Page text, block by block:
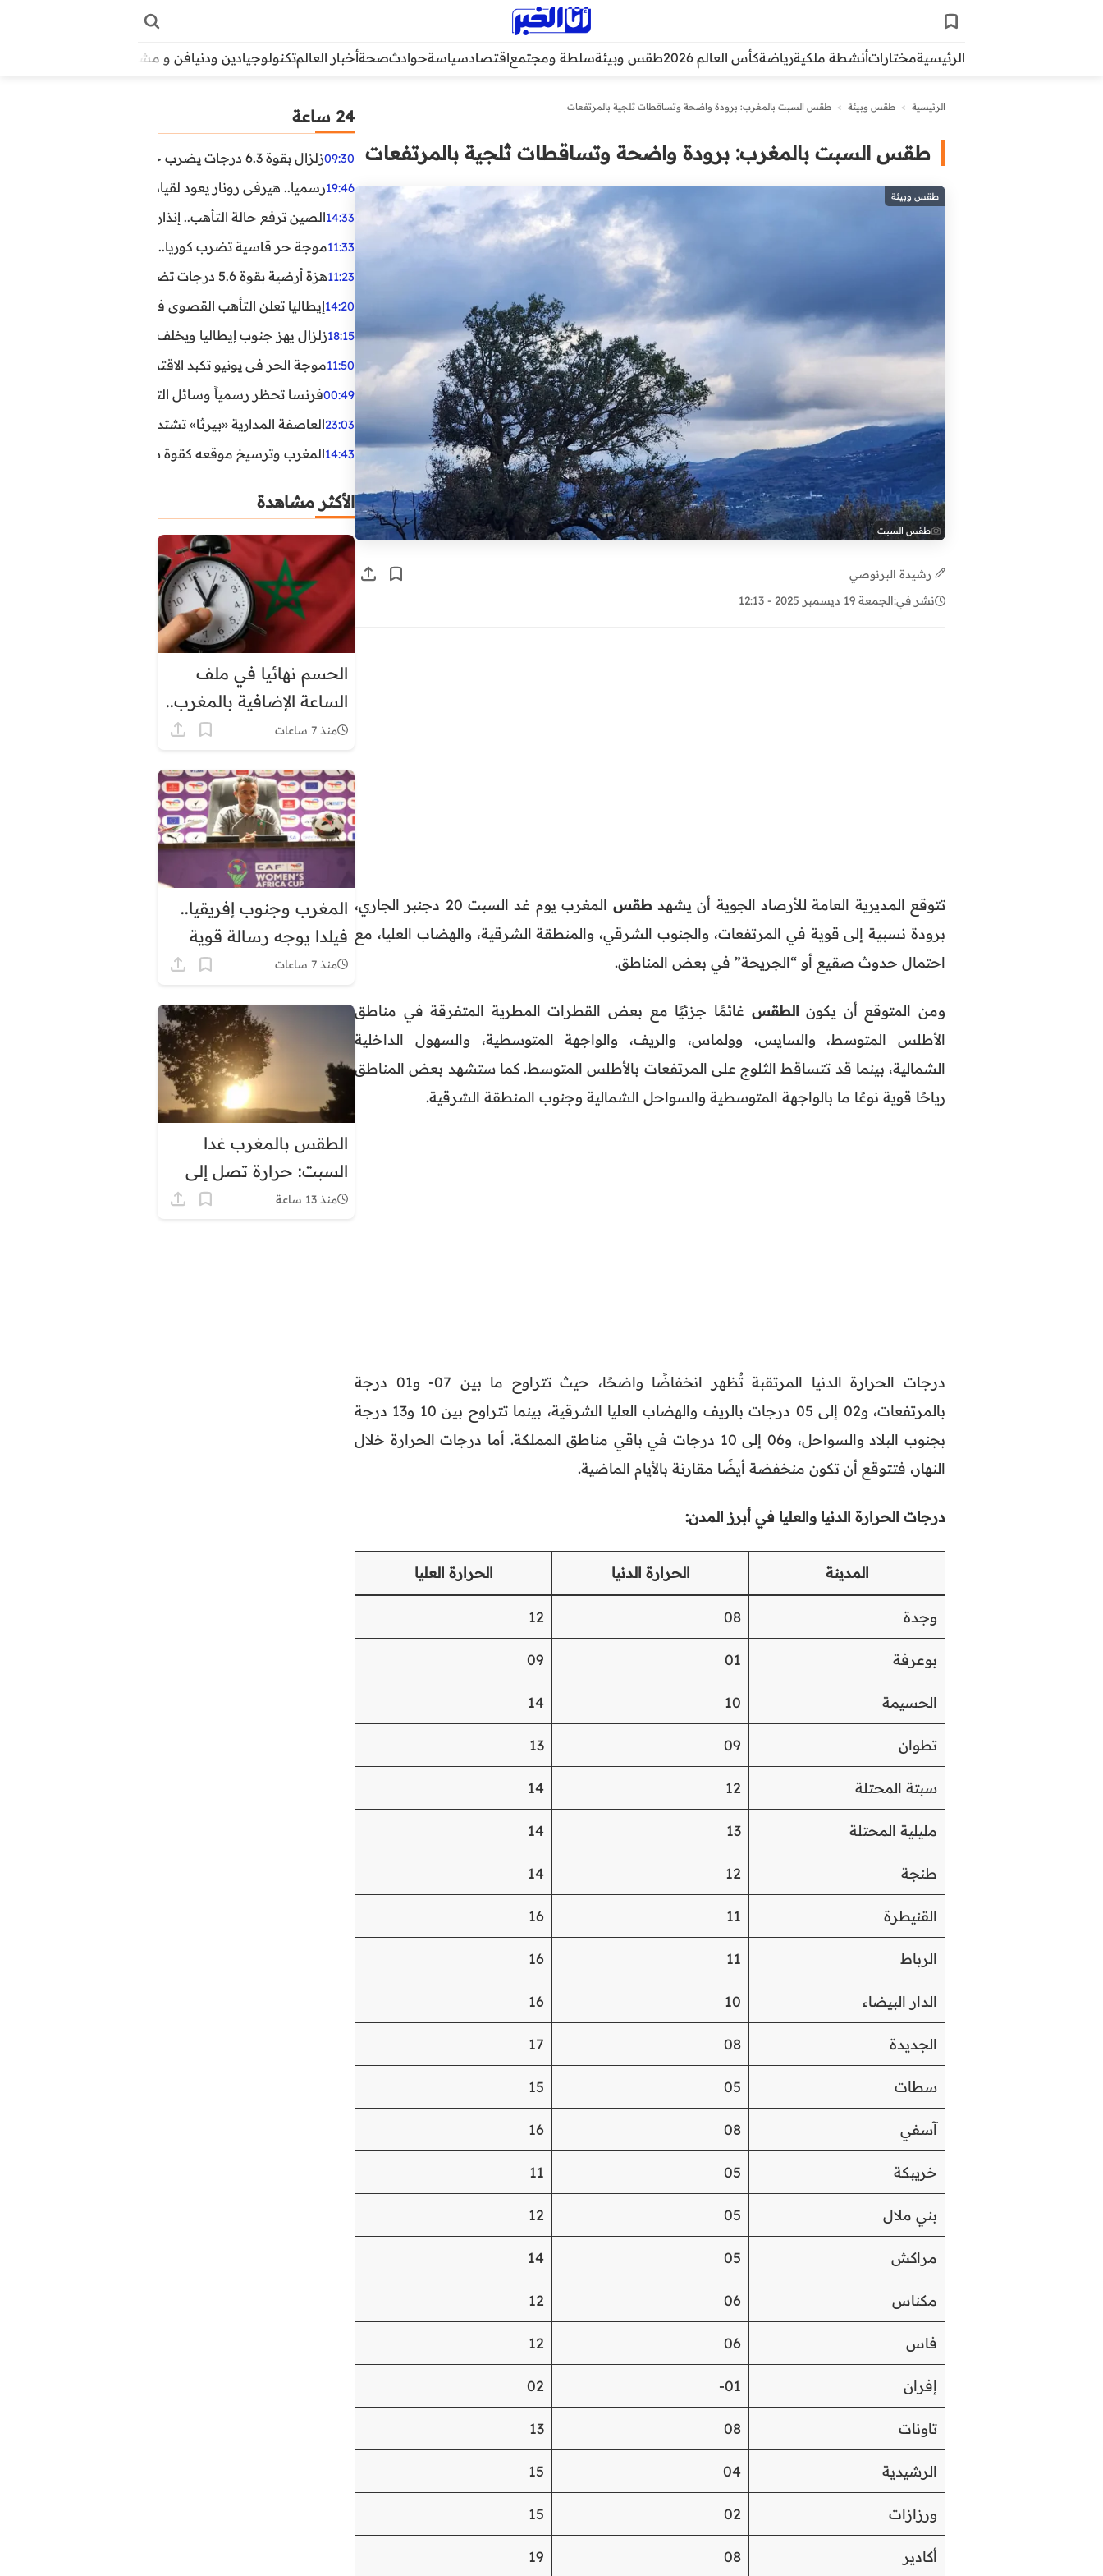
الرئيسيةمختاراتأنشطة ملكيةرياضةكأس العالم 2026 طقس وبيئةسلطة ومجتمعاقتصادسياسةحوادثصحةأخبار العالمتكنولوجيادين ودنيافن و مشاهير
الرئيسية > طقس وبيئة > طقس السبت بالمغرب: برودة واضحة وتساقطات ثلجية بالمرتفعات
طقس السبت بالمغرب: برودة واضحة وتساقطات ثلجية بالمرتفعات
طقس وبيئة
طقس السبت
رشيدة البرنوصي
نشر في:الجمعة 19 ديسمبر 2025 - 12:13
تتوقع المديرية العامة للأرصاد الجوية أن يشهد طقس
المغرب يوم غد السبت 20 دجنبر الجاري،
برودة نسبية إلى قوية في المرتفعات، والجنوب الشرقي، والمنطقة الشرقية، والهضاب العليا، مع
احتمال حدوث صقيع أو “الجريحة” في بعض المناطق.
ومن المتوقع أن يكون الطقس غائمًا جزئيًا مع بعض القطرات المطرية المتفرقة في مناطق
الأطلس المتوسط، والسايس، وولماس، والريف، والواجهة المتوسطية، والسهول الداخلية
الشمالية، بينما قد تتساقط الثلوج على المرتفعات بالأطلس المتوسط. كما ستشهد بعض المناطق
رياحًا قوية نوعًا ما بالواجهة المتوسطية والسواحل الشمالية وجنوب المنطقة الشرقية.
درجات الحرارة الدنيا المرتقبة تُظهر انخفاضًا واضحًا، حيث تتراوح ما بين 07- و01 درجة
بالمرتفعات، و02 إلى 05 درجات بالريف والهضاب العليا الشرقية، بينما تتراوح بين 10 و13 درجة
بجنوب البلاد والسواحل، و06 إلى 10 درجات في باقي مناطق المملكة. أما درجات الحرارة خلال
النهار، فتتوقع أن تكون منخفضة أيضًا مقارنة بالأيام الماضية.
درجات الحرارة الدنيا والعليا في أبرز المدن:
المدينة الحرارة الدنيا الحرارة العليا
وجدة 08
12
بوعرفة 01
09
الحسيمة 10
14
تطوان 09
13
سبتة المحتلة 12
14
مليلية المحتلة 13
14
طنجة 12
14
القنيطرة 11
16
الرباط 11
16
الدار البيضاء 10
16
الجديدة 08
17
سطات 05
15
آسفي 08
16
خريبكة 05
11
بني ملال 05
12
مراكش 05
14
مكناس 06
12
فاس 06
12
إفران 01-
02
تاونات 08
13
الرشيدية 04
15
ورزازات 02
15
أكادير 08
19
24 ساعة
09:30زلزال بقوة 6.3 درجات يضرب جنوب الفلبين.. ولا تحذير من تسونامي حتى الآن
19:46رسميا.. هيرفي رونار يعود لقيادة منتخب كوت ديفوار
14:33الصين ترفع حالة التأهب.. إنذاران جديدان بسبب الأمطار
11:33موجة حر قاسية تضرب كوريا.. وفيات وإصابات ونفوق مئات
11:23هزة أرضية بقوة 5.6 درجات تضرب مصر
14:20إيطاليا تعلن التأهب القصوى في 23 مدينة بسبب موجة حر شديدة
18:15زلزال يهز جنوب إيطاليا ويخلف عشرات الجرحى
11:50موجة الحر في يونيو تكبد الاقتصاد البريطاني خسائر تجاوزت 1.5 مليار
00:49فرنسا تحظر رسمياً وسائل التواصل الاجتماعي على القاصرين
23:03العاصفة المدارية «بيرثا» تشتد وتقترب من سواحل
14:43المغرب وترسيخ موقعه كقوة طاقية إقليمية
الأكثر مشاهدة
الحسم نهائيا في ملف
الساعة الإضافية بالمغرب..
هذا موعد العودة إلى
دائم
منذ 7 ساعات
المغرب وجنوب إفريقيا..
فيلدا يوجه رسالة قوية
قبل ربع نهائي كأس
منذ 7 ساعات
الطقس بالمغرب غدا
السبت: حرارة تصل إلى
45 درجة وزخات رعديةمنذ 13 ساعة